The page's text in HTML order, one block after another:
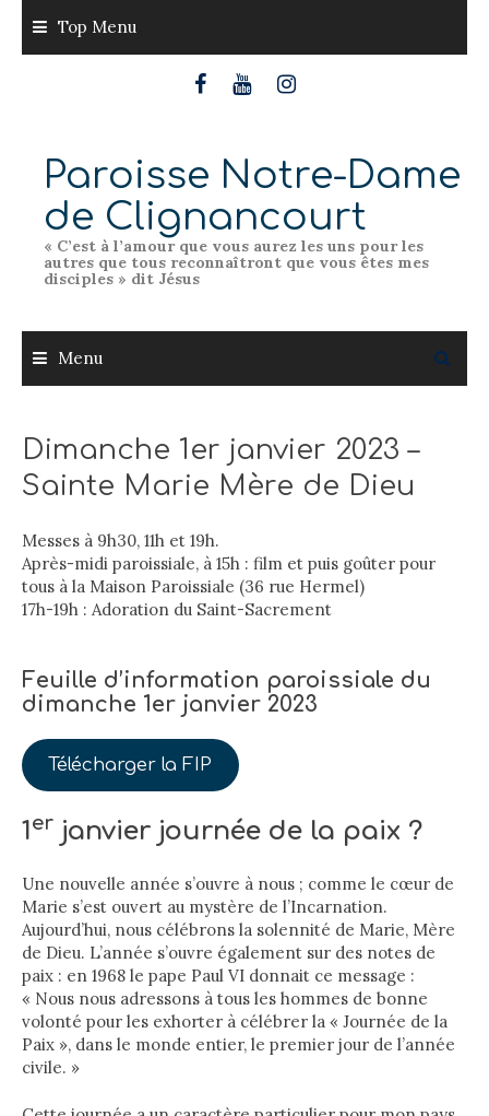
content
Top Menu
Paroisse Notre-Dame
de Clignancourt
« C’est à l’amour que vous aurez les uns pour les
autres que tous reconnaîtront que vous êtes mes
disciples » dit Jésus
Menu
Dimanche 1er janvier 2023 –
Sainte Marie Mère de Dieu
Messes à 9h30, 11h et 19h.
Après-midi paroissiale, à 15h : film et puis goûter pour
tous à la Maison Paroissiale (36 rue Hermel)
17h-19h : Adoration du Saint-Sacrement
Feuille d’information paroissiale du
dimanche 1er janvier 2023
Télécharger la FIP
1er janvier journée de la paix ?
Une nouvelle année s’ouvre à nous ; comme le cœur de
Marie s’est ouvert au mystère de l’Incarnation.
Aujourd’hui, nous célébrons la solennité de Marie, Mère
de Dieu. L’année s’ouvre également sur des notes de
paix : en 1968 le pape Paul VI donnait ce message :
« Nous nous adressons à tous les hommes de bonne
volonté pour les exhorter à célébrer la « Journée de la
Paix », dans le monde entier, le premier jour de l’année
civile. »